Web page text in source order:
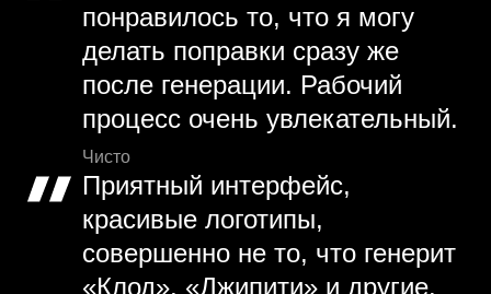
понравилось то, что я могу
делать поправки сразу же
после генерации. Рабочий
процесс очень увлекательный.
Чисто
Приятный интерфейс,
красивые логотипы,
совершенно не то, что генерит
«Клод», «Джипити» и другие.